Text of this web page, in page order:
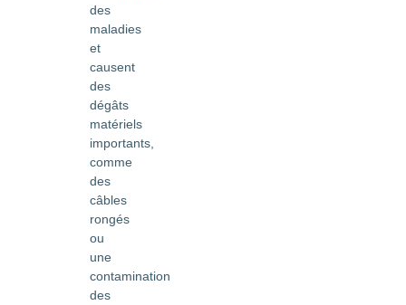
des
maladies
et
causent
des
dégâts
matériels
importants,
comme
des
câbles
rongés
ou
une
contamination
des